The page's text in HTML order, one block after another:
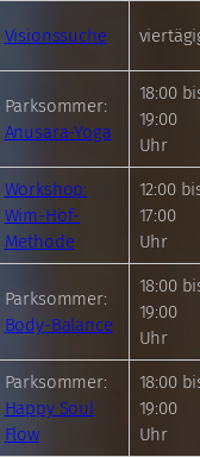
Visionssuche
Parksommer:
Anusara-Yoga
18:00
19:00
Uhr
Workshop:
Wim-Hof-
Methode
12:00
17:00
Uhr
Parksommer:
Body-Balance
18:00
19:00
Uhr
Parksommer:
Happy Soul
Flow
18:00
19:00
Uhr